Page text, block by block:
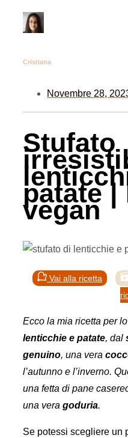
Cristiana
Novembre 28,
Stufato
patate |
vegan
Vai alla ricetta
Ecco la mia ricetta per
lenticchie e patate, dal
genuino, una vera
l’autunno e l’inverno.
una fetta di pane
una veragoduria.
Se potessi scegliere un